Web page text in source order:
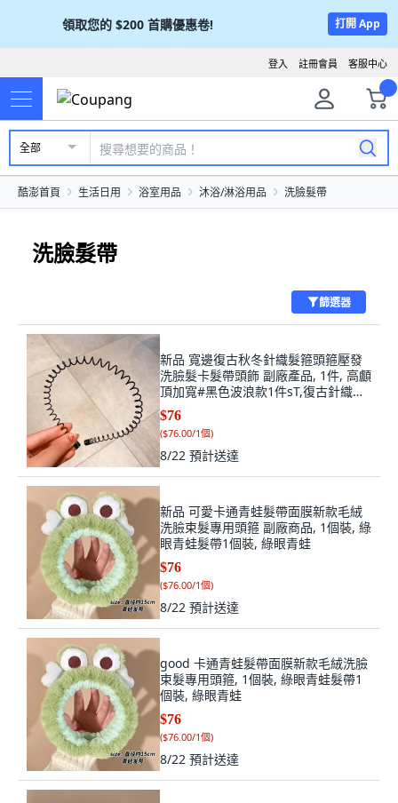
領取您的 $200 首購優惠卷! 打開 App
客服中心
註冊會員
登入
全部
酷澎首頁 生活日用 浴室用品 沐浴/淋浴用品 洗臉髮帶
洗臉髮帶
篩選器
新品 寬邊復古秋冬針織髮箍頭箍壓發
洗臉髮卡髮帶頭飾 副廠產品, 1件, 高顱
頂加寬#黑色波浪款1件sT,復古針織髮
箍 升級 sT, 黑色波浪款
$76
($76.00/1個)
8/22 預計送達
新品 可愛卡通青蛙髮帶面膜新款毛絨
洗臉束髮專用頭箍 副廠商品, 1個裝, 綠
眼青蛙髮帶1個裝, 綠眼青蛙
$76
($76.00/1個)
8/22 預計送達
good 卡通青蛙髮帶面膜新款毛絨洗臉
束髮專用頭箍, 1個裝, 綠眼青蛙髮帶1
個裝, 綠眼青蛙
$76
($76.00/1個)
8/22 預計送達